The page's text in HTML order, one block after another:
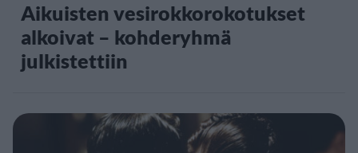
Aikuisten vesirokkorokotukset
alkoivat – kohderyhmä
julkistettiin